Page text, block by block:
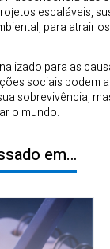
escaláveis,
para atrair
para as
sociais podem
sobrevivência,
o mundo.
em…